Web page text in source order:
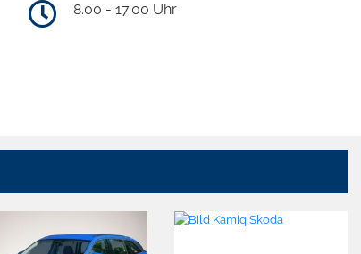
8.00 - 17.00 Uhr